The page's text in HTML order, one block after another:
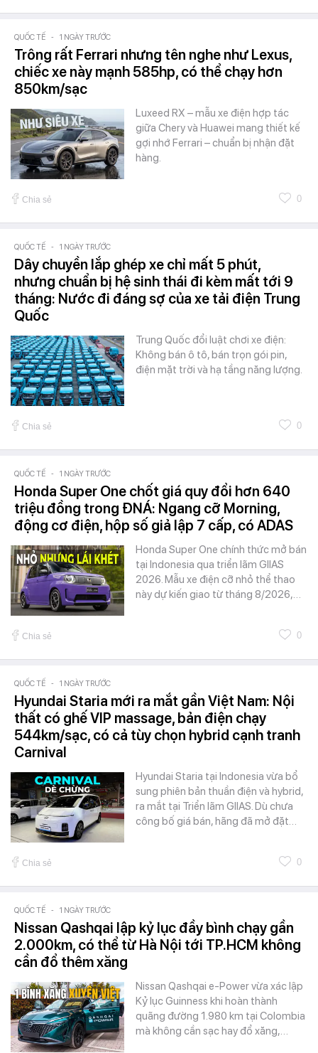
QUỐC TẾ - 1 NGÀY TRƯỚC
Trông rất Ferrari nhưng tên nghe như Lexus,
chiếc xe này mạnh 585hp, có thể chạy hơn
850km/sạc
Luxeed RX – mẫu xe điện hợp tác
giữa Chery và Huawei mang thiết kế
gợi nhớ Ferrari – chuẩn bị nhận đặt
hàng.
Chia sẻ 0
QUỐC TẾ - 1 NGÀY TRƯỚC
Dây chuyền lắp ghép xe chỉ mất 5 phút,
nhưng chuẩn bị hệ sinh thái đi kèm mất tới 9
tháng: Nước đi đáng sợ của xe tải điện Trung
Quốc
Trung Quốc đổi luật chơi xe điện:
Không bán ô tô, bán trọn gói pin,
điện mặt trời và hạ tầng năng lượng.
Chia sẻ 0
QUỐC TẾ - 1 NGÀY TRƯỚC
Honda Super One chốt giá quy đổi hơn 640
triệu đồng trong ĐNÁ: Ngang cỡ Morning,
động cơ điện, hộp số giả lập 7 cấp, có ADAS
Honda Super One chính thức mở bán
tại Indonesia qua triển lãm GIIAS
2026. Mẫu xe điện cỡ nhỏ thể thao
này dự kiến giao từ tháng 8/2026,…
Chia sẻ 0
QUỐC TẾ - 1 NGÀY TRƯỚC
Hyundai Staria mới ra mắt gần Việt Nam: Nội
thất có ghế VIP massage, bản điện chạy
544km/sạc, có cả tùy chọn hybrid cạnh tranh
Carnival
Hyundai Staria tại Indonesia vừa bổ
sung phiên bản thuần điện và hybrid,
ra mắt tại Triển lãm GIIAS. Dù chưa
công bố giá bán, hãng đã mở đặt…
Chia sẻ 0
QUỐC TẾ - 1 NGÀY TRƯỚC
Nissan Qashqai lập kỷ lục đầy bình chạy gần
2.000km, có thể từ Hà Nội tới TP.HCM không
cần đổ thêm xăng
Nissan Qashqai e-Power vừa xác lập
Kỷ lục Guinness khi hoàn thành
quãng đường 1.980 km tại Colombia
mà không cần sạc hay đổ xăng,…